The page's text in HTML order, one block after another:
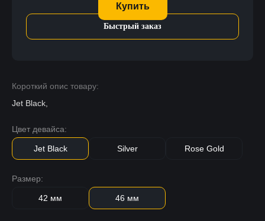
Короткий опис товару:
Jet Black,
Цвет девайса:
Jet Black Silver Rose Gold
Размер:
42 мм 46 мм
Купить
Быстрый заказ